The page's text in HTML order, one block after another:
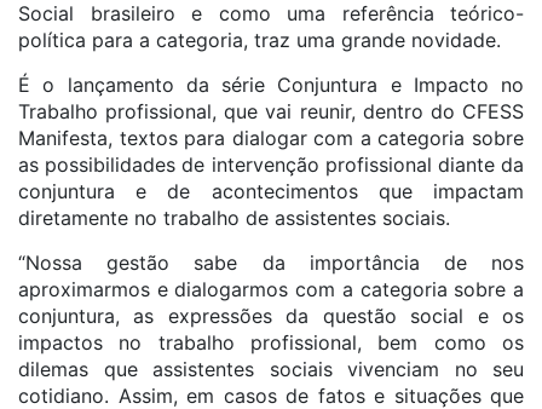
Social brasileiro e como uma referência teórico-
política para a categoria, traz uma grande novidade.
É o lançamento da série Conjuntura e Impacto no
Trabalho profissional, que vai reunir, dentro do CFESS
Manifesta, textos para dialogar com a categoria sobre
as possibilidades de intervenção profissional diante da
conjuntura e de acontecimentos que impactam
diretamente no trabalho de assistentes sociais.
“Nossa gestão sabe da importância de nos
aproximarmos e dialogarmos com a categoria sobre a
conjuntura, as expressões da questão social e os
impactos no trabalho profissional, bem como os
dilemas que assistentes sociais vivenciam no seu
cotidiano. Assim, em casos de fatos e situações que